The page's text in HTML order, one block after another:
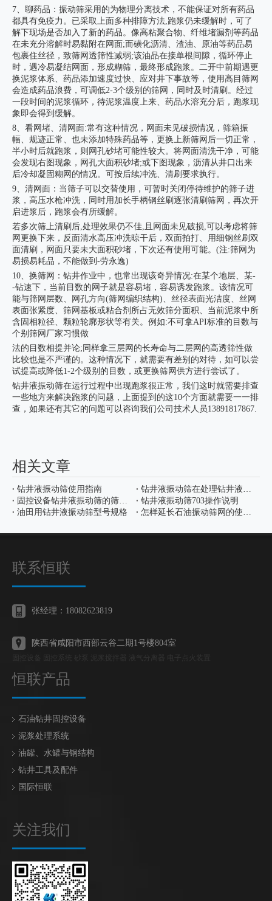
7、聊药品：振动筛采用的为物理分离技术，不能保证对所有药品
都具有免疫力。已采取上面多种排障方法,跑浆仍未缓解时，可了
解下现场是否加入了新的药品。像高粘聚合物、纤维堵漏剂等药品
在未充分溶解时易黏附在网面;而磺化沥清、渣油、原油等药品易
包裹住丝径，致筛网透筛性减弱;该油品在接单根间隙，循环停止
时，遇冷易凝结网面，形成糊筛，最终形成跑浆。二开中前期遇更
换泥浆体系、药品添加速度过快、应对井下事故等，使用高目筛网
会造成药品浪费，可调低2-3个级别的筛网，同时及时清刷。经过
一段时间的泥浆循环，待泥浆温度上来、药品水溶充分后，跑浆现
象即会得到缓解。
8、看网堵、清网面:常有这种情况，网面未见破损情况，筛箱振
幅、规迹正常、也未添加特殊药品等，更换上新筛网后一切正常，
半小时后就跑浆，则网孔砂堵可能性较大。将网面清洗干净，可能
会发现右图现象，网孔大面积砂堵;或下图现象，沥清从井口出来
后冷却凝固糊网的情况。可按后续冲洗、清刷要求执行。
9、清网面：当筛子可以交替使用，可暂时关闭停待维护的筛子进
浆，高压水枪冲洗，同时用加长手柄钢丝刷逐张清刷筛网，再次开
启进浆后，跑浆会有所缓解。
若多次筛上清刷后,处理效果仍不佳,且网面未见破损,可以考虑将筛
网更换下来，反面清水高压冲洗晾干后，双面拍打、用细钢丝刷双
面清刷，网面只要未大面积砂堵，下次还有使用可能。(注:筛网为
易损易耗品，不能做到-劳永逸)
10、换筛网：钻井作业中，也常出现该奇异情况:在某个地层、某-
-钻速下，当前目数的网子就是容易堵，容易诱发跑浆。该情况可
能与筛网层数、网孔方向(筛网编织结构)、丝径表面光洁度、丝网
表面张紧度、筛网基板或粘合剂所占无效筛分面积、当前泥浆中所
含固相粒径、颗粒轮廓形状等有关。例如:不可拿API标准的目数与
个别筛网厂家习惯做
法的目数相提并论;同样拿三层网的长寿命与二层网的高透筛性做
比较也是不严谨的。这种情况下，就需要有差别的对待，如可以尝
试提高或降低1-2个级别的目数，或更换筛网供方进行尝试了。
钻井液振动筛在运行过程中出现跑浆很正常，我们这时就需要排查
一些地方来解决跑浆的问题，上面提到的这10个方面就需要一一排
查，如果还有其它的问题可以咨询我们公司技术人员13891817867.
相关文章
钻井液振动筛使用指南
钻井液振动筛在处理钻井液过程中的突出表现
固控设备钻井液振动筛的筛分原理是什么
钻井液振动筛703操作说明
油田用钻井液振动筛型号规格
怎样延长石油振动筛网的使用寿命
联系恒联
张经理：18082623819
陕西省咸阳市西部云谷二期1号楼804室
恒联产品
石油钻井固控设备
泥浆处理系统
油罐、水罐与钢结构
钻井工具及配件
国际恒联
关注我们